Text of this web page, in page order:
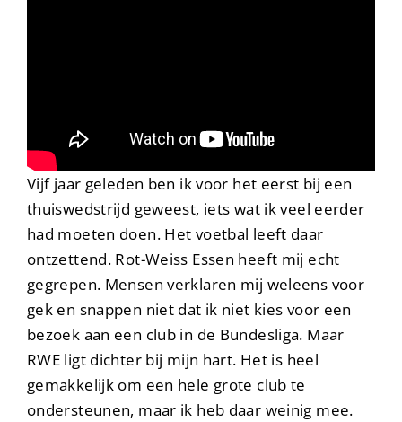
Vijf jaar geleden ben ik voor het eerst bij een
thuiswedstrijd geweest, iets wat ik veel eerder
had moeten doen. Het voetbal leeft daar
ontzettend. Rot-Weiss Essen heeft mij echt
gegrepen. Mensen verklaren mij weleens voor
gek en snappen niet dat ik niet kies voor een
bezoek aan een club in de Bundesliga. Maar
RWE ligt dichter bij mijn hart. Het is heel
gemakkelijk om een hele grote club te
ondersteunen, maar ik heb daar weinig mee.